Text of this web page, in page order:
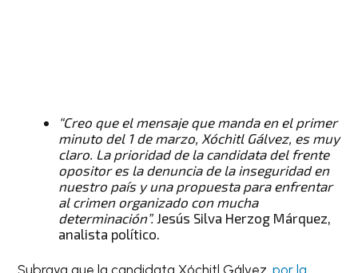
“Creo que el mensaje que manda en el primer
minuto del 1 de marzo, Xóchitl Gálvez, es muy
claro. La prioridad de la candidata del frente
opositor es la denuncia de la inseguridad en
nuestro país y una propuesta para enfrentar
al crimen organizado con mucha
determinación”. Jesús Silva Herzog Márquez,
analista político.
Subraya que la candidata Xóchitl Gálvez,por la